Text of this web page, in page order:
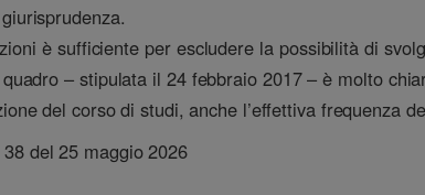
è sufficiente per escludere la possibilità di
– stipulata il 24 febbraio 2017 – è molto
del corso di studi, anche l’effettiva frequenza
del 25 maggio 2026